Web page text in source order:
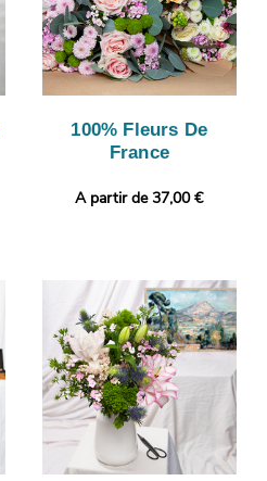
100% Fleurs De
France
A partir de 37,00 €